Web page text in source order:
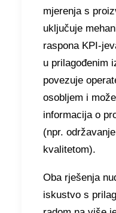
mjerenja s
uključuje
raspona KPI-
u prilagođenim
povezuje
osobljem i
informacija o
(npr.
kvalitetom).
Oba rješenja
iskustvo s